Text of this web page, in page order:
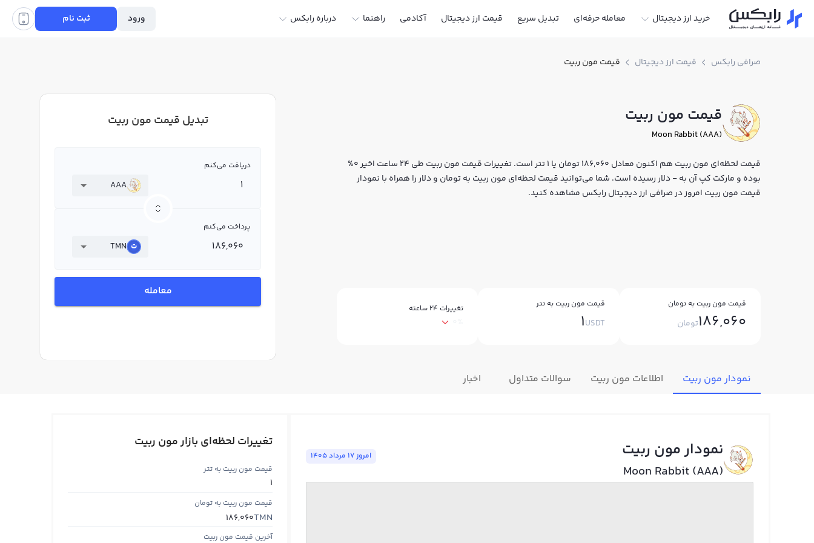
خرید ارز دیجیتال معامله حرفه‌ای تبدیل سریع قیمت ارز دیجیتال آکادمی راهنما درباره رابکس ورود ثبت نام
صرافی رابکس قیمت ارز دیجیتال قیمت مون ربیت
قیمت مون ربیت
Moon Rabbit (AAA)
قیمت لحظه‌ای مون ربیت هم اکنون معادل 186,060 تومان یا 1 تتر است. تغییرات قیمت مون ربیت طی 24 ساعت اخیر 0%
بوده و مارکت کپ آن به - دلار رسیده است. شما می‌توانید قیمت لحظه‌ای مون ربیت به تومان و دلار را همراه با نمودار
قیمت مون ربیت امروز در صرافی ارز دیجیتال رابکس مشاهده کنید.
قیمت مون ربیت به تومان
186,060تومان
قیمت مون ربیت به تتر
1USDT
تغییرات ۲۴ ساعته
تبدیل قیمت مون ربیت
دریافت می‌کنم
AAA
پرداخت می‌کنم
TMN
معامله
نمودار مون ربیت اطلاعات مون ربیت سوالات متداول اخبار
نمودار مون ربیت
Moon Rabbit (AAA)
امروز ١٧ مرداد ١٤٠٥
تغییرات لحظه‌ای بازار مون ربیت
قیمت مون ربیت به تتر
1
قیمت مون ربیت به تومان
TMN
186,060
آخرین قیمت مون ربیت